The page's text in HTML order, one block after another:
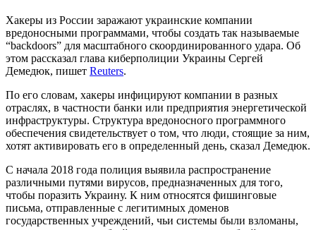
Хакеры из России заражают украинские компании
вредоносными программами, чтобы создать так называемые
“backdoors” для масштабного скоординированного удара. Об
этом рассказал глава киберполиции Украины Сергей
Демедюк, пишет Reuters.
По его словам, хакеры инфицируют компании в разных
отраслях, в частности банки или предприятия энергетической
инфраструктуры. Структура вредоносного программного
обеспечения свидетельствует о том, что люди, стоящие за ним,
хотят активировать его в определенный день, сказал Демедюк.
С начала 2018 года полиция выявила распространение
различными путями вирусов, предназначенных для того,
чтобы поразить Украину. К ним относятся фишинговые
письма, отправленные с легитимных доменов
государственных учреждений, чьи системы были взломаны,